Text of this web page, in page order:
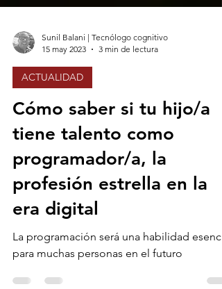
15 may 2023
ACTUALIDAD
Cómo saber si tu hijo/a
tiene talento como
programador/a, la
profesión estrella en la
era digital
La programación será una habilidad
para muchas personas en el futuro